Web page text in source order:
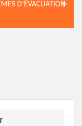
D’ÉVACUATION